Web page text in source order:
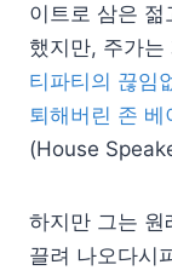
이트로 삼은 젊
했지만, 주가
티파티의 끊임
퇴해버린 존 베
(House
하지만 그는 원
끌려 나오다시